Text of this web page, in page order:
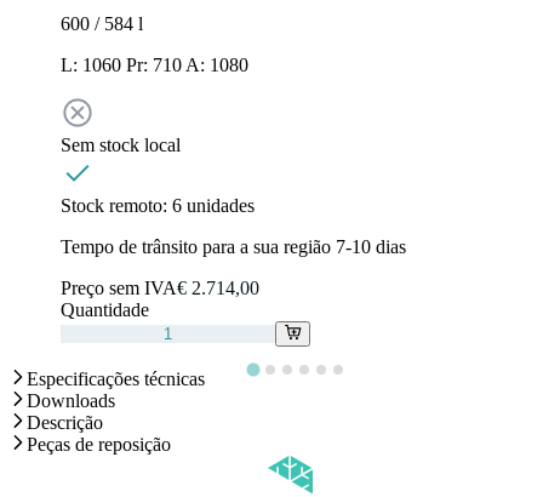
600 / 584 l
L: 1060 Pr: 710 A: 1080
Sem stock local
Stock remoto: 6 unidades
Tempo de trânsito para a sua região 7-10 dias
Preço sem IVA€ 2.714,00
Quantidade
Especificações técnicas
Downloads
Descrição
Peças de reposição